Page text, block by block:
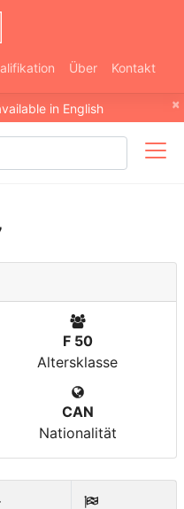
Über Kontakt
×
in English
F 50
Altersklasse
CAN
Nationalität